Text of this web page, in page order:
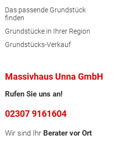
Das passende Grundstück
finden
Grundstücke in Ihrer Region
Grundstücks-Verkauf
Massivhaus Unna GmbH
Rufen Sie uns an!
02307 9161604
Wir sind Ihr Berater vor Ort